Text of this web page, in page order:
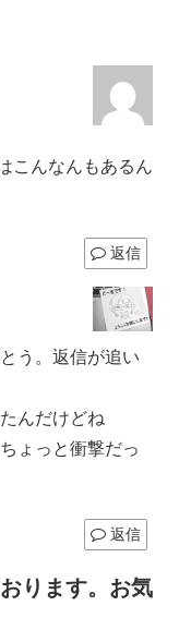
こんなんもあるん
返信
う。返信が追い
んだけどね
ょっと衝撃だっ
返信
ります。お気